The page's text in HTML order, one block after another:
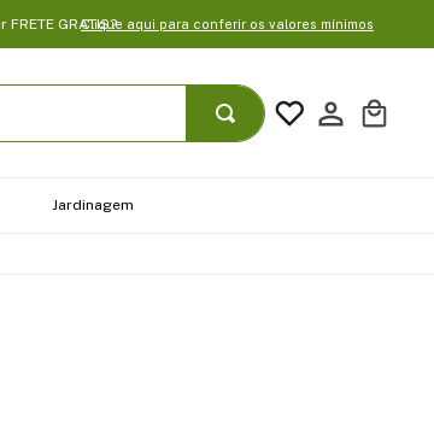
FRETE GRATIS?Clique aqui para conferir os valores mínimos
Jardinagem